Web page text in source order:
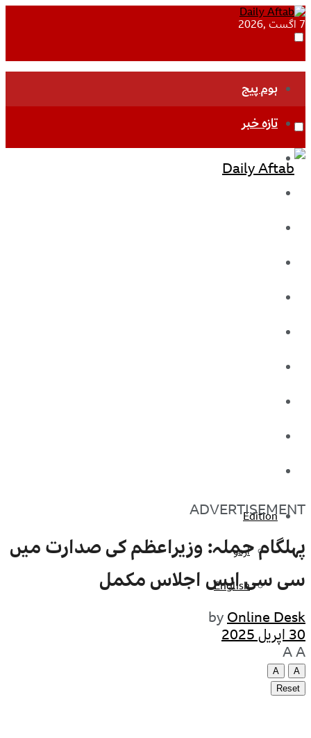
7 اگست ,2026
ہوم پیج
تازہ خبر
جموں و کشمیر
Edition
اردو
English
ADVERTISEMENT
پہلگام حملہ: وزیراعظم کی صدارت میں
سی سی ایس اجلاس مکمل
byOnline Desk
30 اپریل 2025
AA
A
A
Reset